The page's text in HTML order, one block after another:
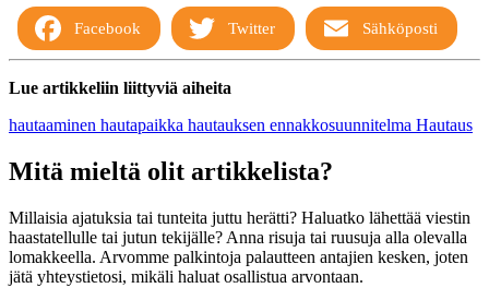
Facebook Twitter Sähköposti
Lue artikkeliin liittyviä aiheita
hautaaminen hautapaikka hautauksen ennakkosuunnitelma Hautaus
Mitä mieltä olit artikkelista?
Millaisia ajatuksia tai tunteita juttu herätti? Haluatko lähettää viestin
haastatellulle tai jutun tekijälle? Anna risuja tai ruusuja alla olevalla
lomakkeella. Arvomme palkintoja palautteen antajien kesken, joten
jätä yhteystietosi, mikäli haluat osallistua arvontaan.